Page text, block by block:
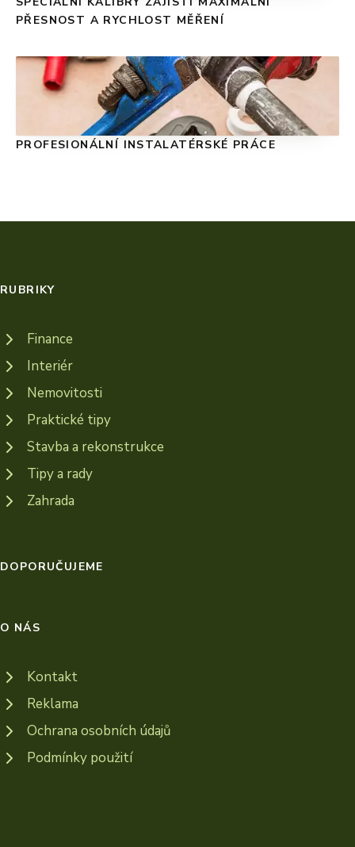
PŘESNOST A RYCHLOST MĚŘENÍ
PROFESIONÁLNÍ INSTALATÉRSKÉ PRÁCE
RUBRIKY
Finance
Interiér
Nemovitosti
Praktické tipy
Stavba a rekonstrukce
Tipy a rady
Zahrada
DOPORUČUJEME
O NÁS
Kontakt
Reklama
Ochrana osobních údajů
Podmínky použití